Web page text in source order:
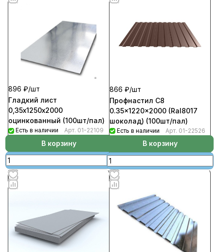
896 ₽/шт
Гладкий лист
0,35х1250х2000
оцинкованный (100шт/пал)
Есть в наличии Арт. 01-22109
В корзину
866 ₽/шт
Профнастил C8
0.35x1220x2000 (Ral8017
шоколад) (100шт/пал)
Есть в наличии Арт. 01-22526
В корзину